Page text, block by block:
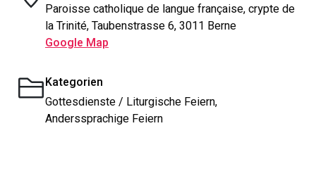
Paroisse catholique de langue française, crypte de
la Trinité, Taubenstrasse 6, 3011 Berne
Google Map
Kategorien
Gottesdienste / Liturgische Feiern,
Anderssprachige Feiern